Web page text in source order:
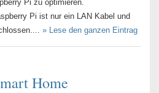
Pi zu optimieren.
Pi ist nur ein LAN Kabel und
» Lese den ganzen Eintrag
Home